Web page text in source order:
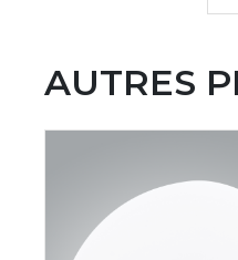
AUTRES